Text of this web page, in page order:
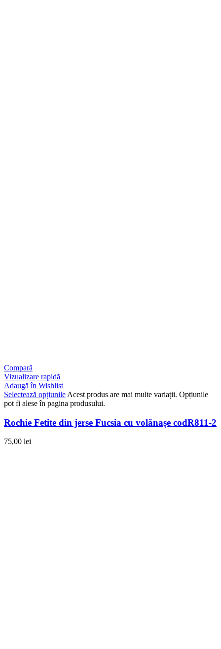
Compară
Vizualizare rapidă
Adaugă în Wishlist
Selectează opțiunile Acest produs are mai multe variații. Opțiunile
pot fi alese în pagina produsului.
Rochie Fetite din jerse Fucsia cu volănașe codR811-2
75,00 lei